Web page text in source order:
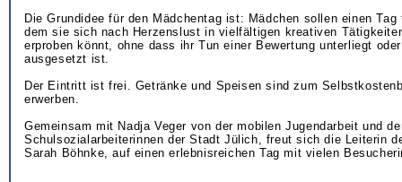
Die Grundidee für den Mädchentag ist: Mädchen sollen einen
dem sie sich nach Herzenslust in vielfältigen kreativen
erproben könnt, ohne dass ihr Tun einer Bewertung unterliegt
ausgesetzt ist.
Der Eintritt ist frei. Getränke und Speisen sind zum
erwerben.
Gemeinsam mit Nadja Veger von der mobilen Jugendarbeit und
Schulsozialarbeiterinnen der Stadt Jülich, freut sich die Leiterin
Sarah Böhnke, auf einen erlebnisreichen Tag mit vielen